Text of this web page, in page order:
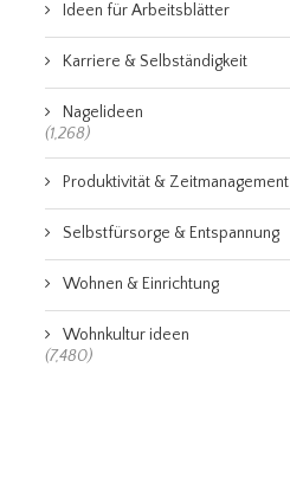
Ideen für Arbeitsblätter
Karriere & Selbständigkeit
Nagelideen
(1,268)
Produktivität & Zeitmanagement
Selbstfürsorge & Entspannung
Wohnen & Einrichtung
Wohnkultur ideen
(7,480)